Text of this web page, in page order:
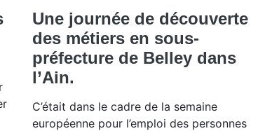
Une journée de découverte
des métiers en sous-
préfecture de Belley dans
l’Ain.
C’était dans le cadre de la semaine
européenne pour l’emploi des personnes